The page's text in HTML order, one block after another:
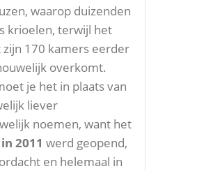
waarop duizenden
krioelen, terwijl het
170 kamers eerder
overkomt.
je het in plaats van
liever
noemen, want het
in 2011 werd geopend,
en helemaal in